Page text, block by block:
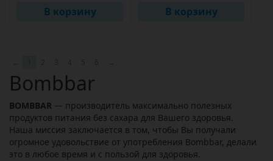
В корзину В корзину
Bombbar
BOMBBAR — производитель максимально полезных
продуктов питания без сахара для Вашего здоровья.
Наша миссия заключается в том, чтобы Вы получали
огромное удовольствие от употребления Bombbar, делали
это в любое время и с пользой для здоровья.